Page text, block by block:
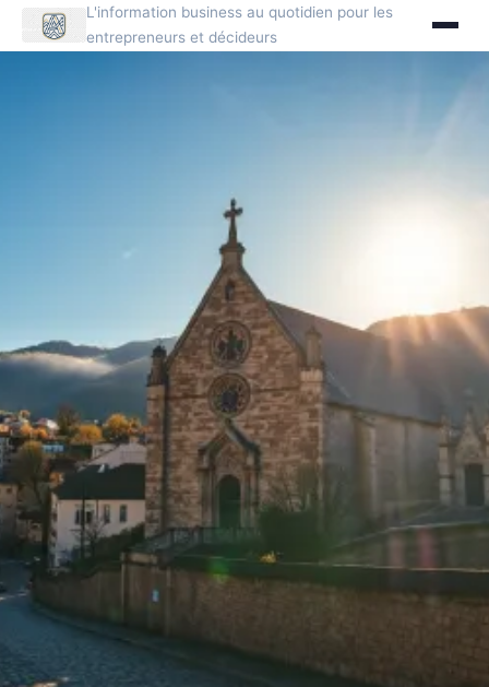
L'information business au quotidien pour les
entrepreneurs et décideurs